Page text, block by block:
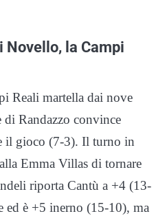
Novello, la Campi
Reali martella dai nove
di Randazzo convince
il gioco (7-3). Il turno in
Emma Villas di tornare
riporta Cantù a +4 (13-
ed è +5 inerno (15-10), ma